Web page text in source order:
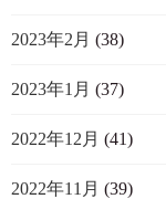
2023年2月 (38)
2023年1月 (37)
2022年12月 (41)
2022年11月 (39)